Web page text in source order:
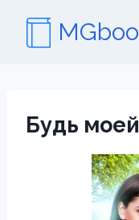
содержимому
Будь